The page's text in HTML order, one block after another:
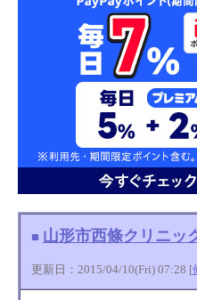
■ 山形市西條クリニ
更新日：2015/04/10(Fri) 07:28 [